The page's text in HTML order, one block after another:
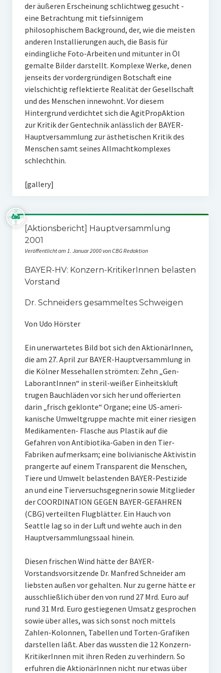
der äußeren Erscheinung schlichtweg gesucht -
eine Betrachtung mit tiefsinnigem
philosophischem Background, der, wie die meisten
anderen Installierungen auch, die Basis für
eindingliche Foto-Arbeiten und mitunter in Öl
gemalte Bilder darstellt. Komplexe Werke, denen
jenseits der vordergründigen Botschaft eine
vielschichtig reflektierte Realität der Gesellschaft
und des Menschen innewohnt. Vor diesem
Hintergrund verdichtet sich die AgitPropAktion
zur Kritik der Gentechnik anlässlich der BAYER-
Hauptversammlung zur ästhetischen Kritik des
Menschen samt seines Allmachtkomplexes
schlechthin.
[gallery]
[Aktionsbericht] Hauptversammlung
2001
Veröffentlicht am 1. Januar 2000 von CBG Redaktion
BAYER-HV: Konzern-KritikerInnen belasten
Vorstand
Dr. Schneiders gesammeltes Schweigen
Von Udo Hörster
Ein unerwartetes Bild bot sich den AktionärInnen,
die am 27. April zur BAYER-Hauptversammlung in
die Kölner Messehallen strömten: Zehn „Gen-
LaborantInnen“ in steril-weißer Einheitskluft
trugen Bauchläden vor sich her und offerierten
darin „frisch geklonte“ Organe; eine US-ameri-
kanische Umweltgruppe machte mit einer riesigen
Medikamenten- Flasche aus Plastik auf die
Gefahren von Antibiotika-Gaben in den Tier-
Fabriken aufmerksam; eine bolivianische Aktivistin
prangerte auf einem Transparent die Menschen,
Tiere und Umwelt belastenden BAYER-Pestizide
an und eine Tierversuchsgegnerin sowie Mitglieder
der COORDINATION GEGEN BAYER-GEFAHREN
(CBG) verteilten Flugblätter. Ein Hauch von
Seattle lag so in der Luft und wehte auch in den
Hauptversammlungssaal hinein.
Diesen frischen Wind hätte der BAYER-
Vorstandsvorsitzende Dr. Manfred Schneider am
liebsten außen vor gehalten. Nur zu gerne hätte er
ausschließlich über den von rund 27 Mrd. Euro auf
rund 31 Mrd. Euro gestiegenen Umsatz gesprochen
sowie über alles, was sich sonst noch mittels
Zahlen-Kolonnen, Tabellen und Torten-Grafiken
darstellen läßt. Aber das wussten die 12 Konzern-
KritikerInnen mit ihren Reden zu verhindern. So
erfuhren die AktionärInnen nicht nur etwas über